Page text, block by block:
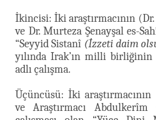
İkincisi: İki araştırmacının
ve Dr. Murteza Şenayşal es-
“Seyyid Sistanî (İzzeti daim
yılında Irak’ın milli
adlı çalışma.
Üçüncüsü: İki
ve Araştırmacı